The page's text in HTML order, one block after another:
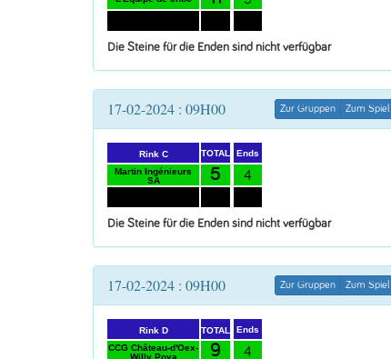
Die Steine für die Enden sind nicht verfügbar
17-02-2024 : 09H00 Zur Gruppen Zum Spiel
Rink C
Martin Ingénieurs
SA
TOTAL
5
Ends
4
Die Steine für die Enden sind nicht verfügbar
17-02-2024 : 09H00 Zur Gruppen Zum Spiel
Rink D
CCG Château-d'Oex-
Willy Poya
TOTAL
9
Ends
4